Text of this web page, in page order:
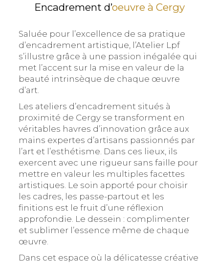
Encadrement d’oeuvre à Cergy
Saluée pour l’excellence de sa pratique
d’encadrement artistique, l’Atelier Lpf
s’illustre grâce à une passion inégalée qui
met l’accent sur la mise en valeur de la
beauté intrinsèque de chaque œuvre
d’art.
Les ateliers d’encadrement situés à
proximité de Cergy se transforment en
véritables havres d’innovation grâce aux
mains expertes d’artisans passionnés par
l’art et l’esthétisme. Dans ces lieux, ils
exercent avec une rigueur sans faille pour
mettre en valeur les multiples facettes
artistiques. Le soin apporté pour choisir
les cadres, les passe-partout et les
finitions est le fruit d’une réflexion
approfondie. Le dessein : complimenter
et sublimer l’essence même de chaque
œuvre.
Dans cet espace où la délicatesse créative